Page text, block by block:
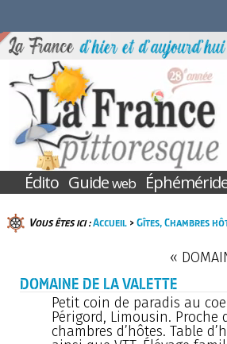
Édito Guideweb
Vous êtes ici :Accueil>Gîtes, Chambres
«
DOMAINE DE LA VALETTE
Petit coin de paradis au
Périgord, Limousin. Proche
chambres d’hôtes. Table